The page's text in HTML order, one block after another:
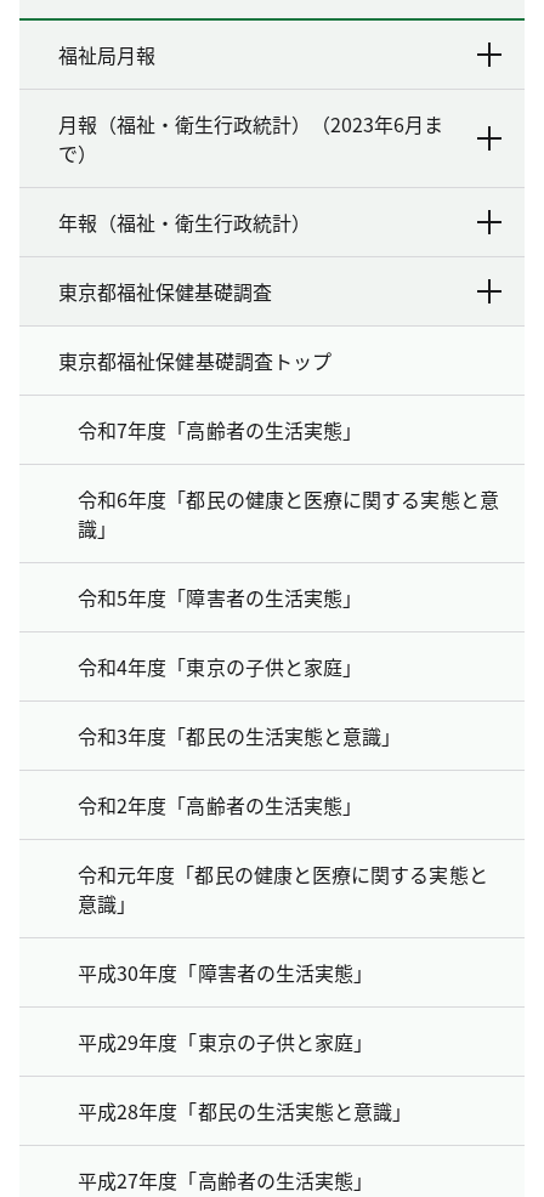
福祉局月報
月報（福祉・衛生行政統計）（2023年6月ま
で）
年報（福祉・衛生行政統計）
東京都福祉保健基礎調査
東京都福祉保健基礎調査トップ
令和7年度「高齢者の生活実態」
令和6年度「都民の健康と医療に関する実態と意
識」
令和5年度「障害者の生活実態」
令和4年度「東京の子供と家庭」
令和3年度「都民の生活実態と意識」
令和2年度「高齢者の生活実態」
令和元年度「都民の健康と医療に関する実態と
意識」
平成30年度「障害者の生活実態」
平成29年度「東京の子供と家庭」
平成28年度「都民の生活実態と意識」
平成27年度「高齢者の生活実態」